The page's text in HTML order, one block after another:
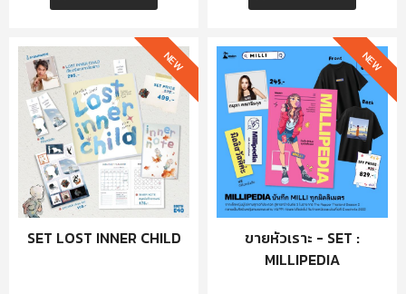
SET LOST INNER CHILD
NEW
ขายหัวเราะ - SET :
MILLIPEDIA
NEW